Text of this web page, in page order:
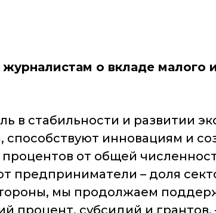
о вкладе малого
в стабильности и развитии
инновациям и
от общей
предприниматели – доля
мы продолжаем
процент, субсидий и